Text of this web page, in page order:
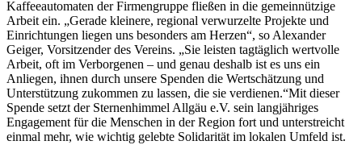
Kaffeeautomaten der Firmengruppe fließen in die gemeinnützige
Arbeit ein. „Gerade kleinere, regional verwurzelte Projekte und
Einrichtungen liegen uns besonders am Herzen“, so Alexander
Geiger, Vorsitzender des Vereins. „Sie leisten tagtäglich wertvolle
Arbeit, oft im Verborgenen – und genau deshalb ist es uns ein
Anliegen, ihnen durch unsere Spenden die Wertschätzung und
Unterstützung zukommen zu lassen, die sie verdienen.“Mit dieser
Spende setzt der Sternenhimmel Allgäu e.V. sein langjähriges
Engagement für die Menschen in der Region fort und unterstreicht
einmal mehr, wie wichtig gelebte Solidarität im lokalen Umfeld ist.